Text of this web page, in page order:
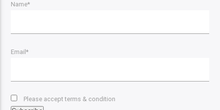
Name*
Email*
Please accept terms & condition